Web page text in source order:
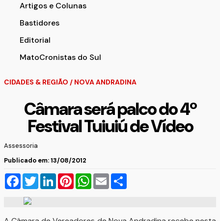
Artigos e Colunas
Bastidores
Editorial
MatoCronistas do Sul
CIDADES & REGIÃO / NOVA ANDRADINA
Câmara será palco do 4º
Festival Tuiuiú de Vídeo
Assessoria
Publicado em: 13/08/2012
Facebook
TwitterLinkedInPinterestWhatsApp
Email